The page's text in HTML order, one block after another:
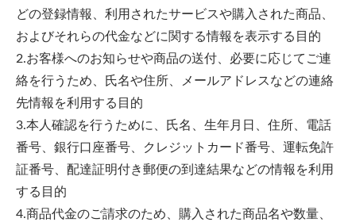
どの登録情報、利用されたサービスや購入された商品、
およびそれらの代金などに関する情報を表示する目的
2.お客様へのお知らせや商品の送付、必要に応じてご連
絡を行うため、氏名や住所、メールアドレスなどの連絡
先情報を利用する目的
3.本人確認を行うために、氏名、生年月日、住所、電話
番号、銀行口座番号、クレジットカード番号、運転免許
証番号、配達証明付き郵便の到達結果などの情報を利用
する目的
4.商品代金のご請求のため、購入された商品名や数量、